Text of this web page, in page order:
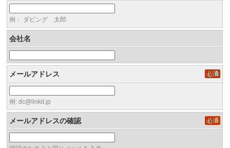
例： ダビング 太郎
会社名
メールアドレス
例: dc@linkit.jp
メールアドレスの確認